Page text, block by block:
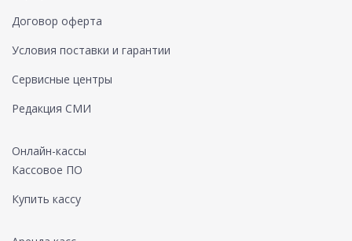
Договор оферта
Условия поставки и гарантии
Сервисные центры
Редакция СМИ
Онлайн-кассы
Кассовое ПО
Купить кассу